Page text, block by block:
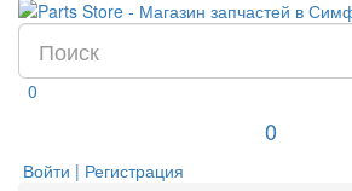
0
0
Войти | Регистрация